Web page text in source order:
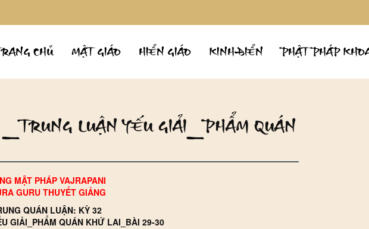
CHỦ MẬT GIÁO HIỂN GIÁO KINH ĐIỂN PHẬT PHÁP
LUẬN YẾU GIẢI_PHẨM QUÁN
MẬT PHÁP VAJRAPANI
GURU THUYẾT GIẢNG
QUÁN LUẬN: KỲ 32
GIẢI_PHẨM QUÁN KHỨ LAI_BÀI 29-30